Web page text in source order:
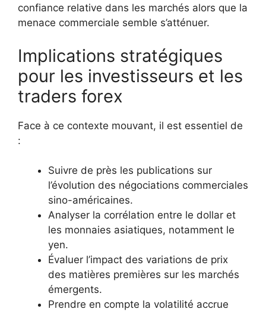
confiance relative dans les marchés alors que la
menace commerciale semble s’atténuer.
Implications stratégiques
pour les investisseurs et les
traders forex
Face à ce contexte mouvant, il est essentiel de
:
Suivre de près les publications sur
l’évolution des négociations commerciales
sino-américaines.
Analyser la corrélation entre le dollar et
les monnaies asiatiques, notamment le
yen.
Évaluer l’impact des variations de prix
des matières premières sur les marchés
émergents.
Prendre en compte la volatilité accrue